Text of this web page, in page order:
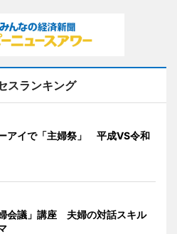
スランキング
アイで「主婦祭」 平成VS令和
会議」講座 夫婦の対話スキル